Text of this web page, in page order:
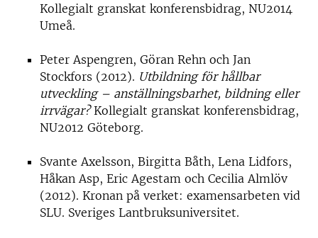
Kollegialt granskat konferensbidrag, NU2014
Umeå.
Peter Aspengren, Göran Rehn och Jan
Stockfors (2012). Utbildning för hållbar
utveckling – anställningsbarhet, bildning eller
irrvägar?Kollegialt granskat konferensbidrag,
NU2012 Göteborg.
Svante Axelsson, Birgitta Båth, Lena Lidfors,
Håkan Asp, Eric Agestam och Cecilia Almlöv
(2012). Kronan på verket: examensarbeten vid
SLU. Sveriges Lantbruksuniversitet.